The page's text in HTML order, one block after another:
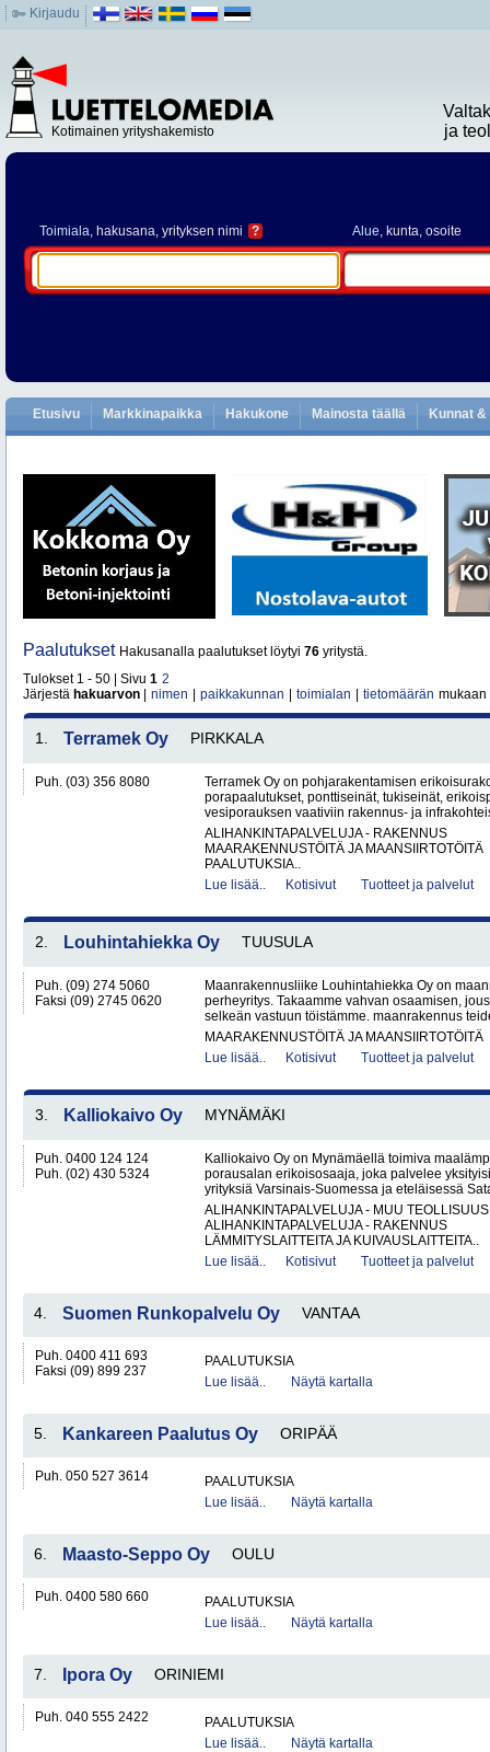
Kirjaudu
Kotimainen yrityshakemisto
ja
Toimiala, hakusana, yrityksen nimi ? Alue, kunta, osoite
Etusivu Markkinapaikka Hakukone Mainosta täällä Kunnat
Paalutukset Hakusanalla paalutukset löytyi 76 yritystä.
Tulokset 1 - 50 | Sivu 1 2
Järjestä hakuarvon nimen paikkakunnan toimialan tietomäärän mukaan
1. Terramek Oy PIRKKALA
Puh. (03) 356 8080
Terramek Oy on pohjarakentamisen
porapaalutukset, ponttiseinät, tukiseinät,
vesiporauksen vaativiin rakennus- ja
ALIHANKINTAPALVELUJA - RAKENNUS
MAARAKENNUSTÖITÄ JA MAANSIIRTOTÖITÄ
PAALUTUKSIA..
Lue lisää..
Kotisivut Tuotteet ja palvelut
2. Louhintahiekka Oy TUUSULA
Puh. (09) 274 5060
Faksi (09) 2745 0620
Maanrakennusliike Louhintahiekka Oy on
perheyritys. Takaamme vahvan osaamisen,
selkeän vastuun töistämme. maanrakennus
MAARAKENNUSTÖITÄ JA MAANSIIRTOTÖITÄ
Lue lisää..
Kotisivut Tuotteet ja palvelut
3. Kalliokaivo Oy MYNÄMÄKI
Puh. 0400 124 124
Puh. (02) 430 5324
Kalliokaivo Oy on Mynämäellä toimiva
porausalan erikoisosaaja, joka palvelee
yrityksiä Varsinais-Suomessa ja eteläisessä
ALIHANKINTAPALVELUJA - MUU TEOLLISUUS
ALIHANKINTAPALVELUJA - RAKENNUS
LÄMMITYSLAITTEITA JA KUIVAUSLAITTEITA..
Lue lisää..
Kotisivut Tuotteet ja palvelut
4. Suomen Runkopalvelu Oy VANTAA
Puh. 0400 411 693
Faksi (09) 899 237
PAALUTUKSIA
Lue lisää..
Näytä kartalla
5. Kankareen Paalutus Oy ORIPÄÄ
Puh. 050 527 3614
PAALUTUKSIA
Lue lisää..
Näytä kartalla
6. Maasto-Seppo Oy OULU
Puh. 0400 580 660
PAALUTUKSIA
Lue lisää..
Näytä kartalla
7. Ipora Oy ORINIEMI
Puh. 040 555 2422
PAALUTUKSIA
Lue lisää..
Näytä kartalla